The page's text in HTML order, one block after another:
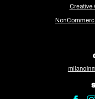
Creative